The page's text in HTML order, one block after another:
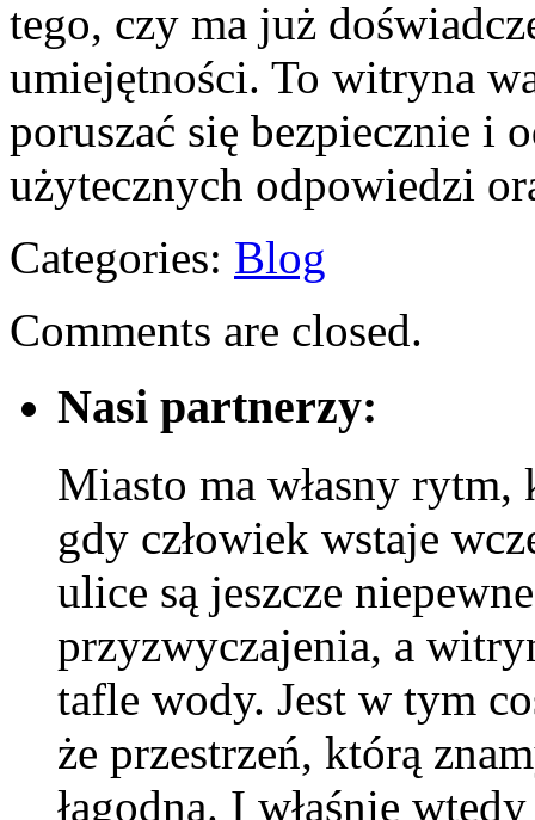
tego, czy ma już
umiejętności. To witryna
poruszać się bezpiecznie i
użytecznych odpowiedzi
Categories: Blog
Comments are closed.
Nasi partnerzy:
Miasto ma własny rytm,
gdy człowiek wstaje
ulice są jeszcze
przyzwyczajenia, a
tafle wody. Jest w tym
że przestrzeń, którą
łagodna. I właśnie